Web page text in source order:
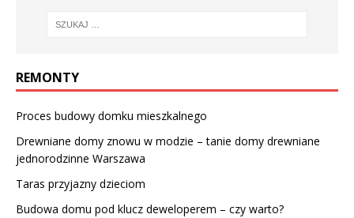
REMONTY
Proces budowy domku mieszkalnego
Drewniane domy znowu w modzie – tanie domy drewniane
jednorodzinne Warszawa
Taras przyjazny dzieciom
Budowa domu pod klucz deweloperem – czy warto?